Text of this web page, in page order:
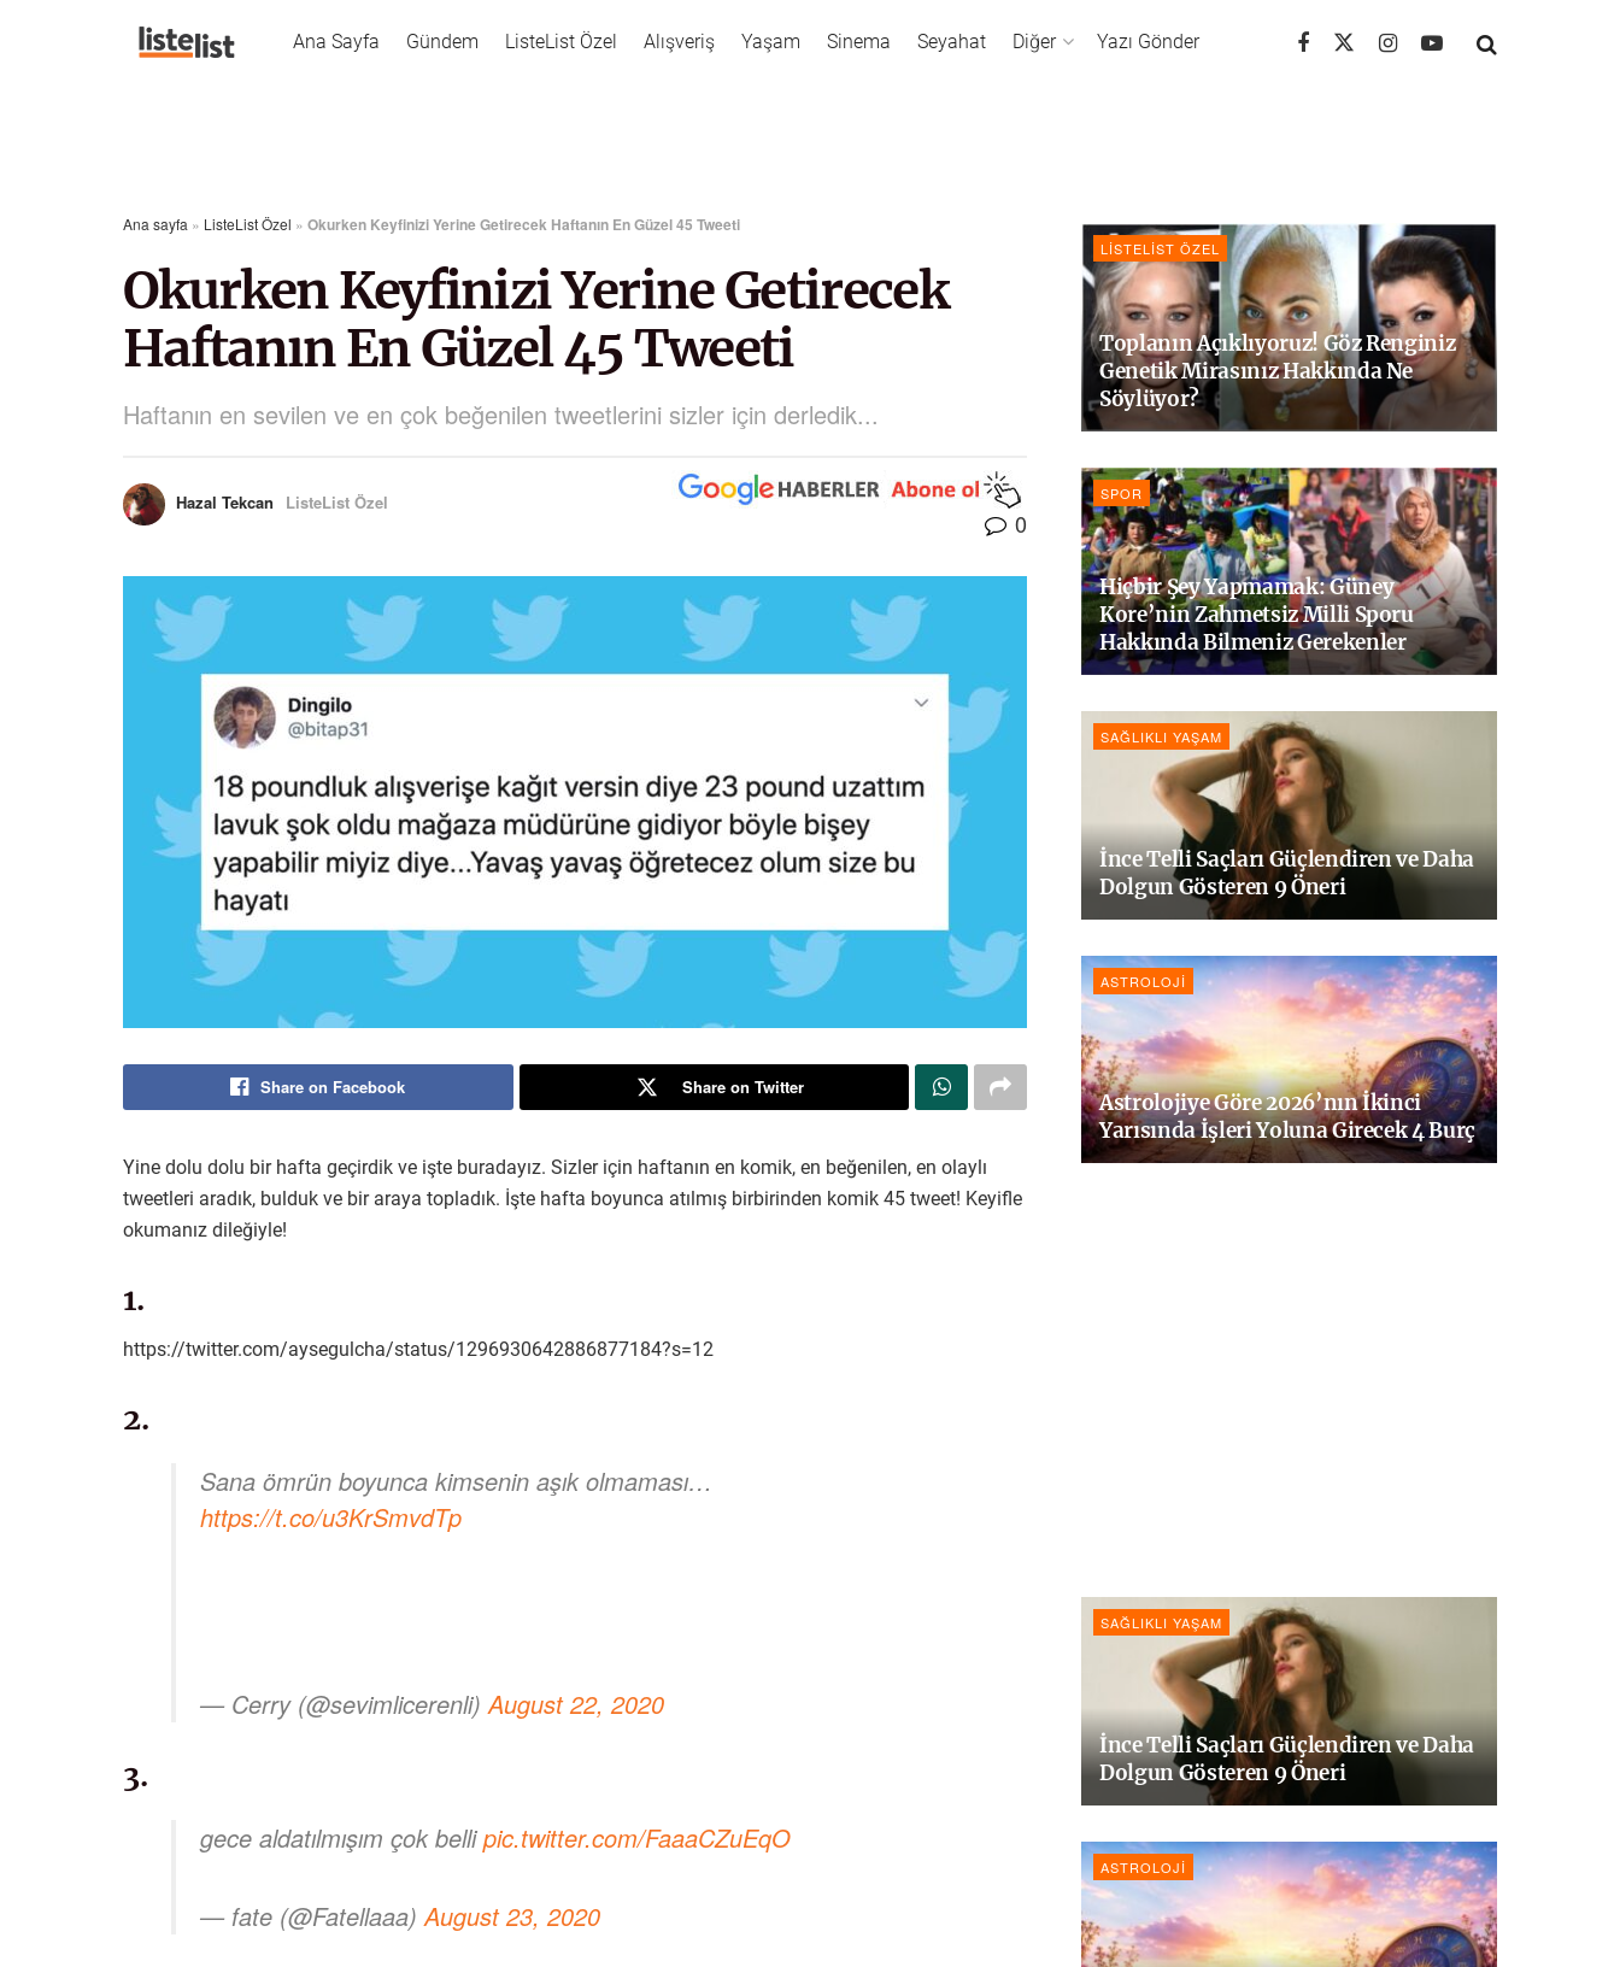
Ana Sayfa Gündem ListeList Özel Alışveriş Yaşam Sinema Seyahat Diğer Yazı Gönder
Ana sayfa » ListeList Özel » Okurken Keyfinizi Yerine Getirecek Haftanın En Güzel 45 Tweeti
Okurken Keyfinizi Yerine Getirecek
Haftanın En Güzel 45 Tweeti
Haftanın en sevilen ve en çok beğenilen tweetlerini sizler için derledik...
Hazal Tekcan ListeList Özel
0
Share on Facebook Share on Twitter
Yine dolu dolu bir hafta geçirdik ve işte buradayız. Sizler için haftanın en komik, en beğenilen, en olaylı
tweetleri aradık, bulduk ve bir araya topladık. İşte hafta boyunca atılmış birbirinden komik 45 tweet! Keyifle
okumanız dileğiyle!
1.
https://twitter.com/aysegulcha/status/1296930642886877184?s=12
2.
Sana ömrün boyunca kimsenin aşık olmaması…
https://t.co/u3KrSmvdTp
— Cerry (@sevimlicerenli)August 22, 2020
3.
gece aldatılmışım çok bellipic.twitter.com/FaaaCZuEqO
— fate (@Fatellaaa)August 23, 2020
LISTELIST ÖZEL
Toplanın Açıklıyoruz! Göz Renginiz
Genetik Mirasınız Hakkında Ne
Söylüyor?
SPOR
Hiçbir Şey Yapmamak: Güney
Kore’nin Zahmetsiz Milli Sporu
Hakkında Bilmeniz Gerekenler
SAĞLIKLI YAŞAM
İnce Telli Saçları Güçlendiren ve Daha
Dolgun Gösteren 9 Öneri
ASTROLOJI
Astrolojiye Göre 2026’nın İkinci
Yarısında İşleri Yoluna Girecek 4 Burç
SAĞLIKLI YAŞAM
İnce Telli Saçları Güçlendiren ve Daha
Dolgun Gösteren 9 Öneri
ASTROLOJI